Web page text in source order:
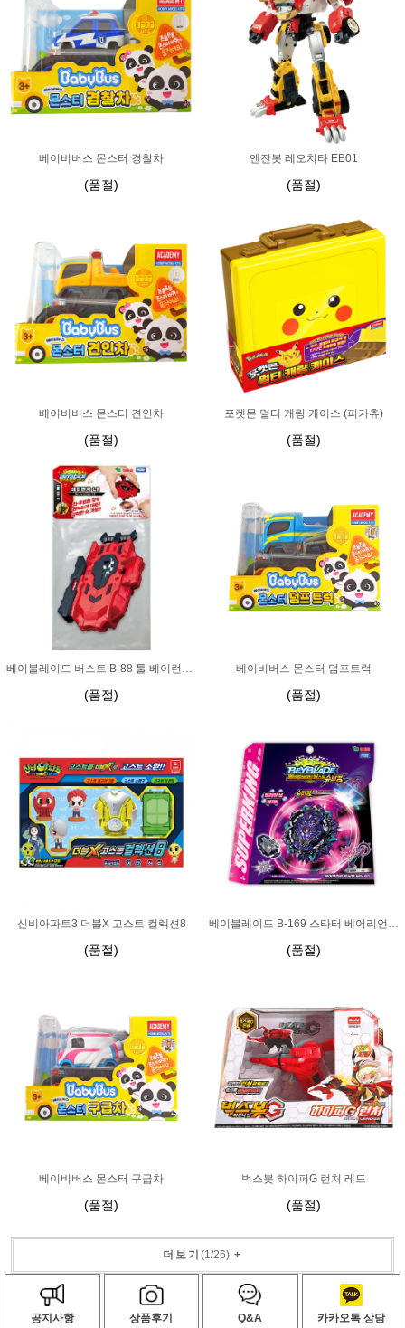
베이비버스 몬스터 경찰차
(품절)
엔진봇 레오치타 EB01
(품절)
베이비버스 몬스터 견인차
(품절)
포켓몬 멀티 캐링 케이스 (피카츄)
(품절)
베이블레이드 버스트 B-88 툴 베이런처 LR
(품절)
베이비버스 몬스터 덤프트럭
(품절)
신비아파트3 더블X 고스트 컬렉션8
(품절)
베이블레이드 B-169 스타터 베어리언트 루시퍼.Mb 2D
(품절)
베이비버스 몬스터 구급차
(품절)
벅스봇 하이퍼G 런처 레드
(품절)
더보기 (1/26) +
공지사항 상품후기 Q&A 카카오톡 상담